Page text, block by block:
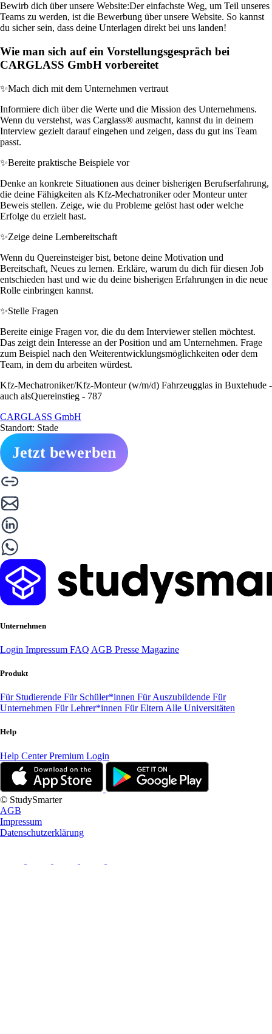
Bewirb dich über unsere Website:Der einfachste Weg, um Teil unseres
Teams zu werden, ist die Bewerbung über unsere Website. So kannst
du sicher sein, dass deine Unterlagen direkt bei uns landen!
Wie man sich auf ein Vorstellungsgespräch bei
CARGLASS GmbH vorbereitet
✨Mach dich mit dem Unternehmen vertraut
Informiere dich über die Werte und die Mission des Unternehmens.
Wenn du verstehst, was Carglass® ausmacht, kannst du in deinem
Interview gezielt darauf eingehen und zeigen, dass du gut ins Team
passt.
✨Bereite praktische Beispiele vor
Denke an konkrete Situationen aus deiner bisherigen Berufserfahrung,
die deine Fähigkeiten als Kfz-Mechatroniker oder Monteur unter
Beweis stellen. Zeige, wie du Probleme gelöst hast oder welche
Erfolge du erzielt hast.
✨Zeige deine Lernbereitschaft
Wenn du Quereinsteiger bist, betone deine Motivation und
Bereitschaft, Neues zu lernen. Erkläre, warum du dich für diesen Job
entschieden hast und wie du deine bisherigen Erfahrungen in die neue
Rolle einbringen kannst.
✨Stelle Fragen
Bereite einige Fragen vor, die du dem Interviewer stellen möchtest.
Das zeigt dein Interesse an der Position und am Unternehmen. Frage
zum Beispiel nach den Weiterentwicklungsmöglichkeiten oder dem
Team, in dem du arbeiten würdest.
Kfz-Mechatroniker/Kfz-Monteur (w/m/d) Fahrzeugglas in Buxtehude -
auch alsQuereinstieg - 787
CARGLASS GmbH
Standort: Stade
Jetzt bewerben
Unternehmen
Login Impressum FAQ AGB Presse Magazine
Produkt
Für Studierende Für Schüler*innen Für Auszubildende Für
Unternehmen Für Lehrer*innen Für Eltern Alle Universitäten
Help
Help CenterPremium Login
© StudySmarter
AGB
Impressum
Datenschutzerklärung